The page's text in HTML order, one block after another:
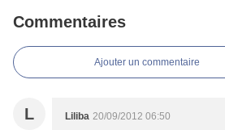
Commentaires
Ajouter un commentaire
L Liliba 20/09/2012 06:50